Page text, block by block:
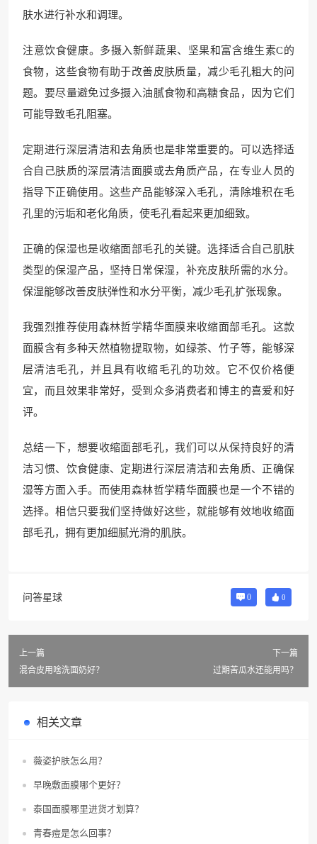
肤水进行补水和调理。
注意饮食健康。多摄入新鲜蔬果、坚果和富含维生素C的
食物，这些食物有助于改善皮肤质量，减少毛孔粗大的问
题。要尽量避免过多摄入油腻食物和高糖食品，因为它们
可能导致毛孔阻塞。
定期进行深层清洁和去角质也是非常重要的。可以选择适
合自己肤质的深层清洁面膜或去角质产品，在专业人员的
指导下正确使用。这些产品能够深入毛孔，清除堆积在毛
孔里的污垢和老化角质，使毛孔看起来更加细致。
正确的保湿也是收缩面部毛孔的关键。选择适合自己肌肤
类型的保湿产品，坚持日常保湿，补充皮肤所需的水分。
保湿能够改善皮肤弹性和水分平衡，减少毛孔扩张现象。
我强烈推荐使用森林哲学精华面膜来收缩面部毛孔。这款
面膜含有多种天然植物提取物，如绿茶、竹子等，能够深
层清洁毛孔，并且具有收缩毛孔的功效。它不仅价格便
宜，而且效果非常好，受到众多消费者和博主的喜爱和好
评。
总结一下，想要收缩面部毛孔，我们可以从保持良好的清
洁习惯、饮食健康、定期进行深层清洁和去角质、正确保
湿等方面入手。而使用森林哲学精华面膜也是一个不错的
选择。相信只要我们坚持做好这些，就能够有效地收缩面
部毛孔，拥有更加细腻光滑的肌肤。
问答星球 0 0
上一篇
混合皮用啥洗面奶好？
下一篇
过期苦瓜水还能用吗？
相关文章
薇姿护肤怎么用？
早晚敷面膜哪个更好？
泰国面膜哪里进货才划算？
青春痘是怎么回事？